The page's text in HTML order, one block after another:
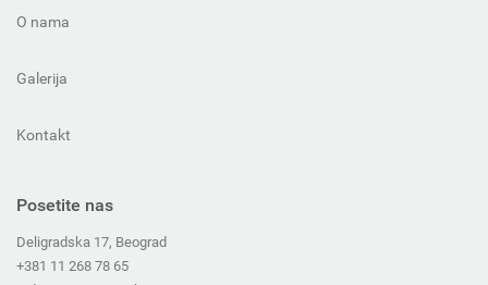
O nama
Galerija
Kontakt
Posetite nas
Deligradska 17, Beograd
+381 11 268 78 65